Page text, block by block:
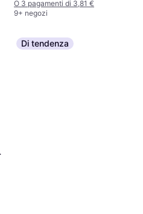
O 3 pagamenti di 3,81 €
9+ negozi
Di tendenza